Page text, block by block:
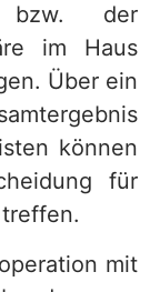
bzw. der
im Haus
Über ein
können
für
mit